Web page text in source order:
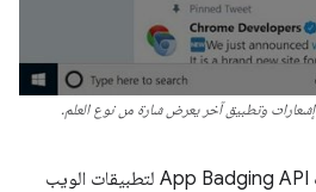
تتيح واجهة برمجة التطبيقات App Badging API لتطبيقات الويب